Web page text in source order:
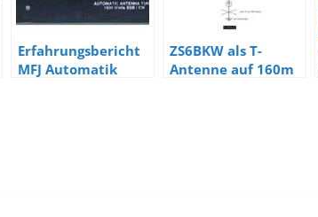
Erfahrungsbericht
MFJ Automatik
ZS6BKW als T-
Antenne auf 160m